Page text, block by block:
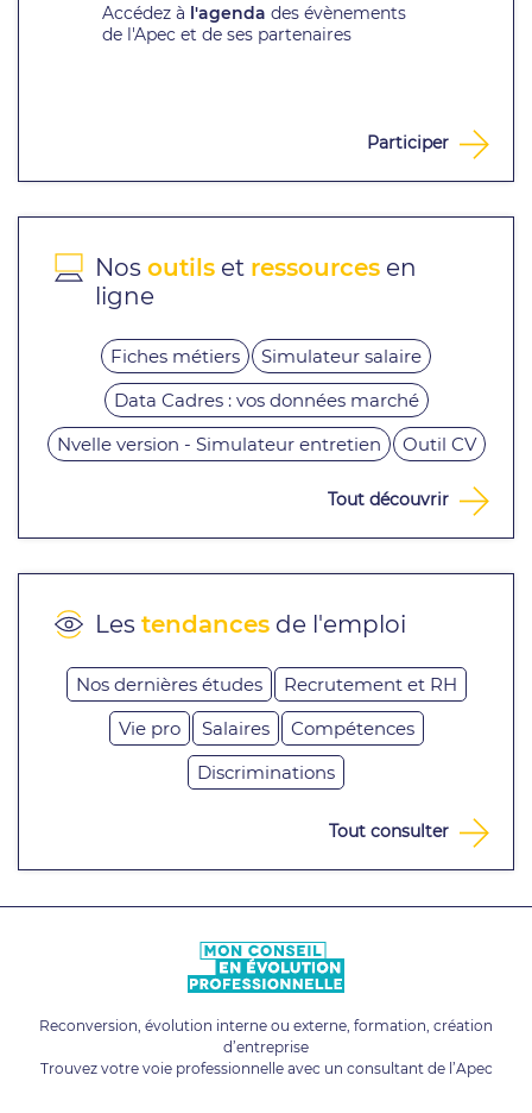
Accédez à l'agenda des évènements
de l'Apec et de ses partenaires
Participer
Nos outils et ressources en
ligne
Fiches métiers
Simulateur salaire
Data Cadres : vos données marché
Nvelle version - Simulateur entretien
Outil CV
Tout découvrir
Les tendances de l'emploi
Nos dernières études
Recrutement et RH
Vie pro
Salaires
Compétences
Discriminations
Tout consulter
Reconversion, évolution interne ou externe, formation, création
d’entreprise
Trouvez votre voie professionnelle avec un consultant de l’Apec